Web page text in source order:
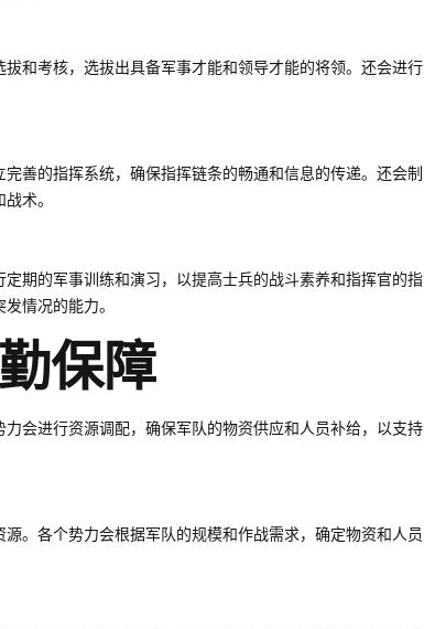
和考核，选拔出具备军事才能和领导才能的将领。还会进行
善的指挥系统，确保指挥链条的畅通和信息的传递。还会制
术。
期的军事训练和演习，以提高士兵的战斗素养和指挥官的指
情况的能力。
保障
会进行资源调配，确保军队的物资供应和人员补给，以支持
。各个势力会根据军队的规模和作战需求，确定物资和人员